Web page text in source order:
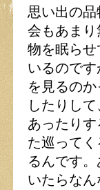
思い出の
会もあま
物を眠ら
いるので
を見るの
したりし
あったり
た巡って
るんです
いたらな